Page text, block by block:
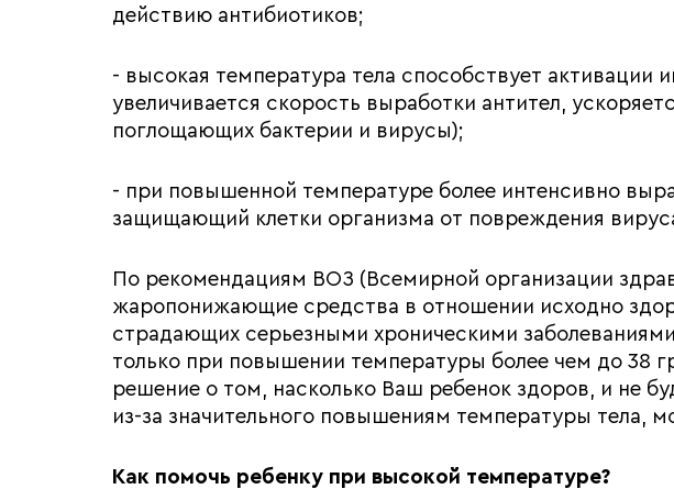
действию антибиотиков;
- высокая температура тела способствует активации
увеличивается скорость выработки антител,
поглощающих бактерии и вирусы);
- при повышенной температуре более интенсивно
защищающий клетки организма от повреждения
По рекомендациям ВОЗ (Всемирной организации
жаропонижающие средства в отношении исходно
страдающих серьезными хроническими
только при повышении температуры более чем до 38
решение о том, насколько Ваш ребенок здоров, и не
из-за значительного повышениям температуры тела,
Как помочь ребенку при высокой температуре?